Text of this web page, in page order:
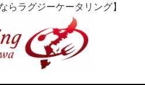
らラグジーケータリング】